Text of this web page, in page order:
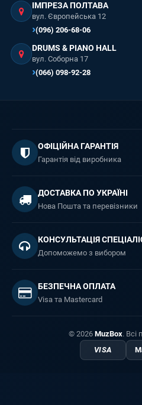
ІМПРЕЗА ПОЛТАВА
вул. Європейська 12
(096) 206-68-06
DRUMS & PIANO HALL
вул. Соборна 17
(066) 098-92-28
ОФІЦІЙНА ГАРАНТІЯ
Гарантія від виробника
ДОСТАВКА ПО УКРАЇНІ
Нова Пошта та перевізники
КОНСУЛЬТАЦІЯ
Допоможемо з вибором
БЕЗПЕЧНА ОПЛАТА
Visa та Mastercard
© 2026 MuzBox. Всі
VISA